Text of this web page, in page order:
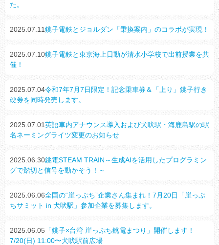
た。
2025.07.11銚子電鉄とジョルダン「乗換案内」のコラボが実現！
2025.07.10銚子電鉄と東京海上日動が清水小学校で出前授業を共
催！
2025.07.04令和7年7月7日限定！記念乗車券＆「上り」銚子行き
硬券を同時発売します。
2025.07.01英語車内アナウンス導入および犬吠駅・海鹿島駅の駅
名ネーミングライツ変更のお知らせ
2025.06.30銚電STEAM TRAIN～生成AIを活用したプログラミン
グで踏切と信号を動かそう！～
2025.06.06全国の“崖っぷち”企業さん集まれ！7月20日「崖っぷ
ちサミット in 犬吠駅」参加企業を募集します。
2025.06.05 「銚子×台湾 崖っぷち銚電まつり」開催します！
7/20(日) 11:00〜犬吠駅前広場